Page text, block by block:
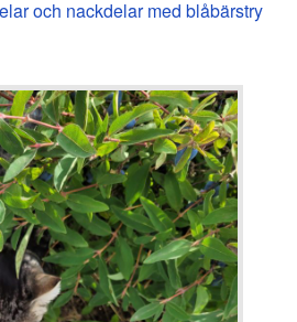
och nackdelar med blåbärstry